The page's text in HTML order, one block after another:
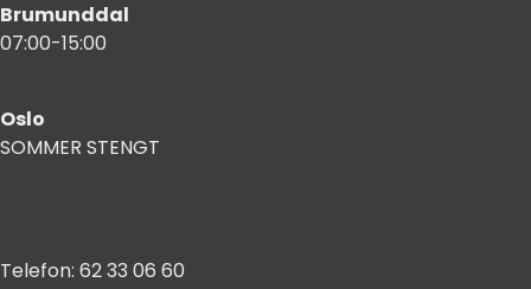
Brumunddal
07:00-15:00
Oslo
SOMMER STENGT
Telefon: 62 33 06 60